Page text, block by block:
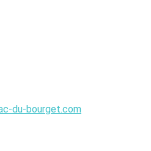
du-bourget.com